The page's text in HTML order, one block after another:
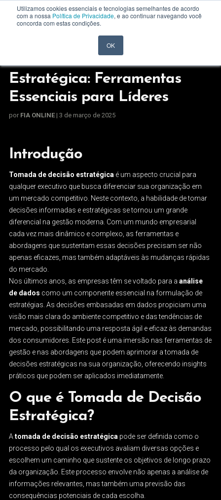
Utilizamos cookies essenciais e tecnologias semelhantes de acordo
com a nossa Política de Privacidade, e ao continuar navegando você
concorda com estas condições.
OK
Estratégica: Ferramentas
Essenciais para Líderes
por FIA ONLINE | 3 de março de 2025
Introdução
Tomada de decisão estratégica é um aspecto crucial para
qualquer executivo que busca diferenciar sua organização em
um mercado competitivo. Neste contexto, a habilidade de tomar
decisões informadas e estratégicas se tornou um grande
diferencial na gestão moderna. Com um mundo empresarial
cada vez mais dinâmico e complexo, as ferramentas e
abordagens que sustentam essas decisões precisam ser não
apenas eficazes, mas também adaptáveis às mudanças rápidas
do mercado.
Nos últimos anos, as empresas têm se voltado para a análise
de dados como um componente essencial na formulação de
estratégias. As decisões embasadas em dados propiciam uma
visão mais clara do ambiente competitivo e das tendências de
mercado, possibilitando uma resposta ágil e eficaz às demandas
dos consumidores. Este post é uma imersão nas ferramentas de
gestão e nas abordagens que podem aprimorar a tomada de
decisões estratégicas na sua organização, oferecendo insights
práticos que podem ser aplicados imediatamente.
O que é Tomada de Decisão
Estratégica?
A tomada de decisão estratégica pode ser definida como o
processo pelo qual os executivos avaliam diversas opções e
escolhem um caminho que sustente os objetivos de longo prazo
da organização. Este processo envolve não apenas a análise de
informações relevantes, mas também uma previsão das
consequências potenciais de cada escolha.